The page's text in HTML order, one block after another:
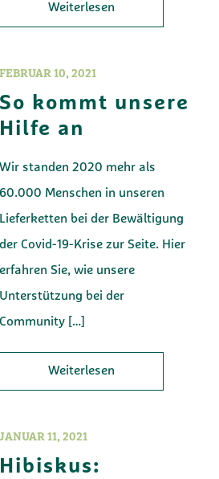
Weiterlesen
FEBRUAR 10, 2021
So kommt unsere
Hilfe an
Wir standen 2020 mehr als
60.000 Menschen in unseren
Lieferketten bei der Bewältigung
der Covid-19-Krise zur Seite. Hier
erfahren Sie, wie unsere
Unterstützung bei der
Community […]
Weiterlesen
JANUAR 11, 2021
Hibiskus: